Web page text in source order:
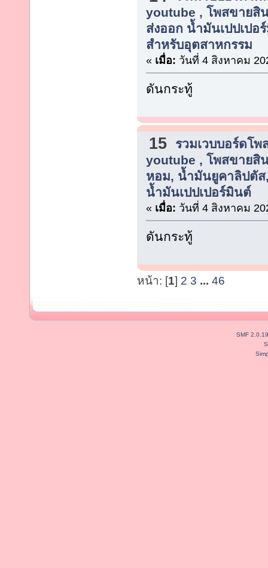
youtube , โพสขายสิ
ส่งออก น้ำมันเปปเป
สำหรับอุตสาหกรรม
« เมื่อ: วันที่ 4 สิงหาคม
ดันกระทู้
15
รวมเวบบอร์ดโพ
youtube , โพสขายสิ
หอม, น้ำมันยูคาลิปตั
น้ำมันเปปเปอร์มินต์
« เมื่อ: วันที่ 4 สิงหาคม
ดันกระทู้
หน้า: [1] 2 3 ... 46
SMF 2.0.19